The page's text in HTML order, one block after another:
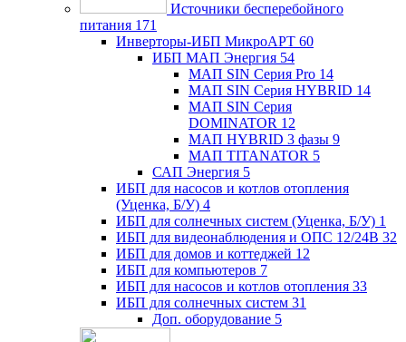
Источники бесперебойного
питания 171
Инверторы-ИБП МикроАРТ 60
ИБП МАП Энергия 54
МАП SIN Серия Pro 14
МАП SIN Серия HYBRID 14
МАП SIN Серия
DOMINATOR 12
МАП HYBRID 3 фазы 9
МАП TITANATOR 5
САП Энергия 5
ИБП для насосов и котлов отопления
(Уценка, Б/У) 4
ИБП для солнечных систем (Уценка, Б/У) 1
ИБП для видеонаблюдения и ОПС 12/24В 32
ИБП для домов и коттеджей 12
ИБП для компьютеров 7
ИБП для насосов и котлов отопления 33
ИБП для солнечных систем 31
Доп. оборудование 5